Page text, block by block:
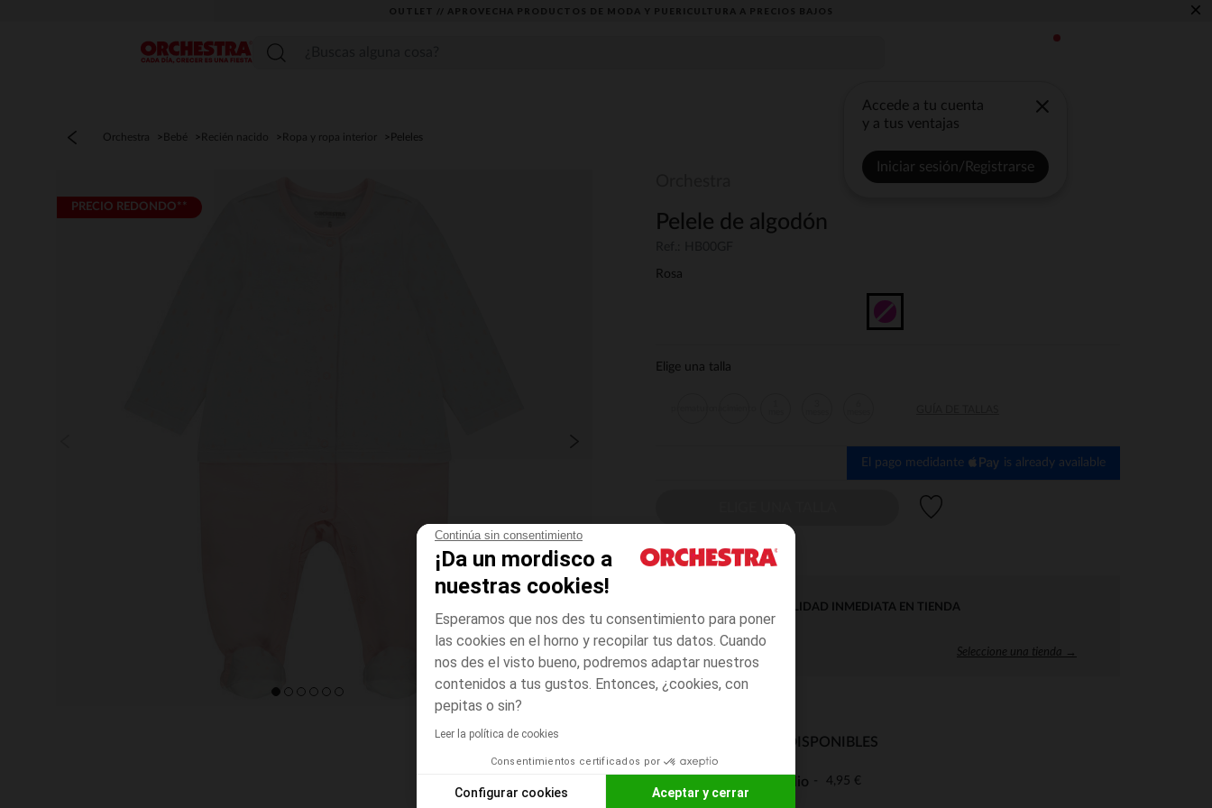
Continúa sin consentimiento
¡Da un mordisco a
nuestras cookies!
Esperamos que nos des tu consentimiento para poner
las cookies en el horno y recopilar tus datos. Cuando
nos des el visto bueno, podremos adaptar nuestros
contenidos a tus gustos. Entonces, ¿cookies, con
pepitas o sin?
Leer la política de cookies
Consentimientos certificados por
Configurar cookies Aceptar y cerrar
OUTLET // APROVECHA PRODUCTOS DE MODA Y PUERICULTURA A PRECIOS BAJOS ×
Menú
Accede a tu cuenta
y a tus ventajas
Iniciar sesión/Registrarse
Orchestra Bebé Recién nacido Ropa y ropa interior Peleles
PRECIO REDONDO**
Pelele de algodón
Rosa
Elige una talla
El pago medidante is already available
DISPONIBILIDAD INMEDIATA EN TIENDA
Seleccione una tienda →
MODOS DE ENVÍO DISPONIBLES
Entrega a domicilio 4,95 €
De 5 a 8 días